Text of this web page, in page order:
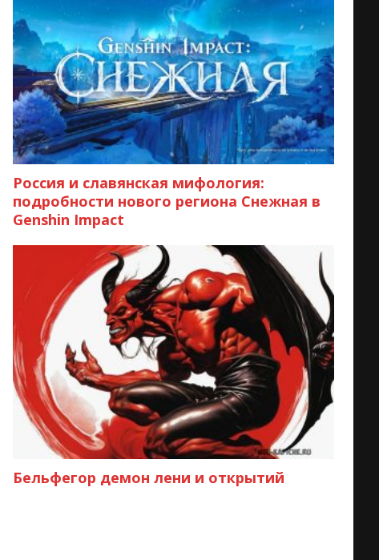
Россия и славянская мифология:
подробности нового региона Снежная в
Genshin Impact
Бельфегор демон лени и открытий